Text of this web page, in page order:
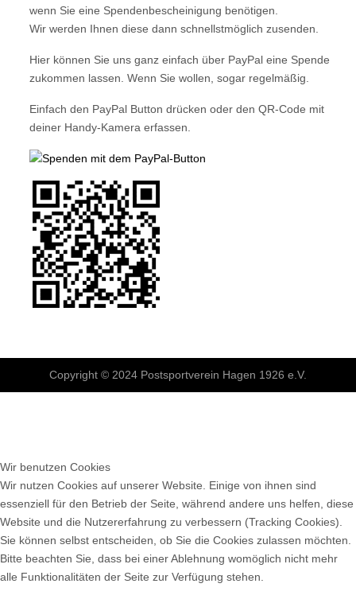
wenn Sie eine Spendenbescheinigung benötigen.
Wir werden Ihnen diese dann schnellstmöglich zusenden.
Hier können Sie uns ganz einfach über PayPal eine Spende
zukommen lassen. Wenn Sie wollen, sogar regelmäßig.
Einfach den PayPal Button drücken oder den QR-Code mit
deiner Handy-Kamera erfassen.
Copyright © 2024 Postsportverein Hagen 1926 e.V.
Wir benutzen Cookies
Wir nutzen Cookies auf unserer Website. Einige von ihnen sind
essenziell für den Betrieb der Seite, während andere uns helfen, diese
Website und die Nutzererfahrung zu verbessern (Tracking Cookies).
Sie können selbst entscheiden, ob Sie die Cookies zulassen möchten.
Bitte beachten Sie, dass bei einer Ablehnung womöglich nicht mehr
alle Funktionalitäten der Seite zur Verfügung stehen.